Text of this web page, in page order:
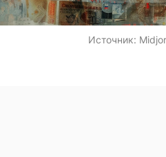
Источник: